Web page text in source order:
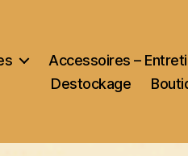
Accessoires –
Destockage